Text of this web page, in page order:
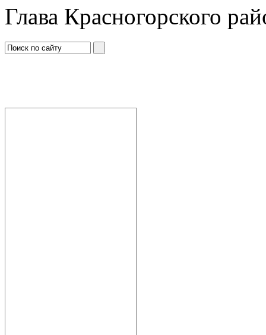
Глава Красногорского